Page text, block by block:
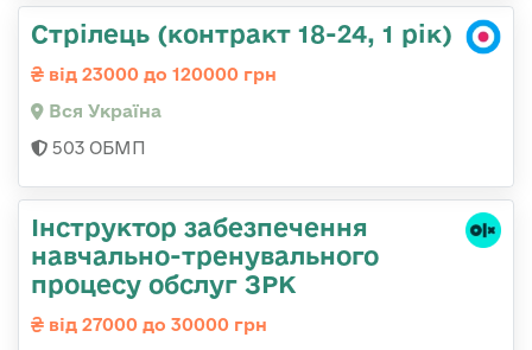
Стрілець (контракт 18-24, 1 рік)
від 23000 до 120000 грн
Вся Україна
503 ОБМП
Інструктор забезпечення
навчально-тренувального
процесу обслуг ЗРК
від 27000 до 30000 грн